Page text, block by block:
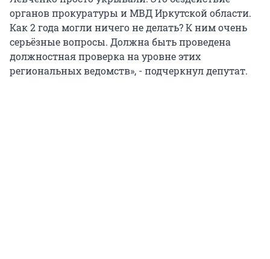
органов прокуратуры и МВД Иркутской области.
Как 2 года могли ничего не делать? К ним очень
серьёзные вопросы. Должна быть проведена
должностная проверка на уровне этих
региональных ведомств», - подчеркнул депутат.